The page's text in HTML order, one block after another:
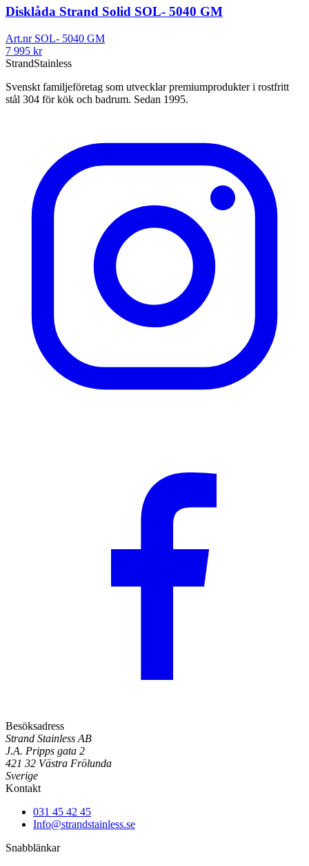
Disklåda Strand Solid SOL- 5040 GM
Art.nr SOL- 5040 GM
7 995 kr
StrandStainless
Svenskt familjeföretag som utvecklar premiumprodukter i rostfritt
stål 304 för kök och badrum. Sedan 1995.
Besöksadress
Strand Stainless AB
J.A. Pripps gata 2
421 32 Västra Frölunda
Sverige
Kontakt
031 45 42 45
Info@strandstainless.se
Snabblänkar